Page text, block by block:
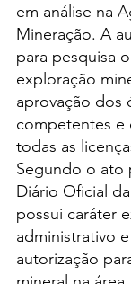
em análise na
Mineração. A
para pesquisa
exploração
aprovação dos
competentes e
todas as
Segundo o ato
Diário Oficial
possui caráter
administrativo
autorização